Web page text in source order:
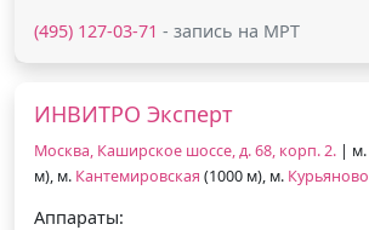
(495) 127-03-71 - запись на МРТ
ИНВИТРО Эксперт
Москва, Каширское шоссе, д. 68, корп. 2. | м.
м), м. Кантемировская (1000 м), м. Курьяново
Аппараты: